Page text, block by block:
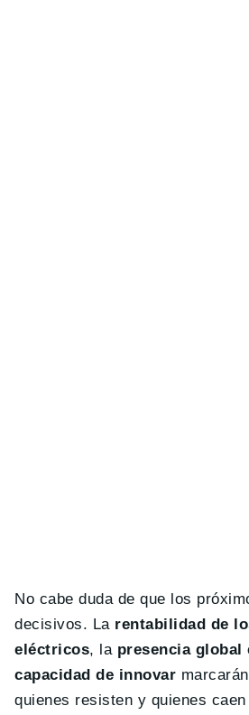
No cabe duda de que los
decisivos. La rentabilidad de
eléctricos, la presencia global
capacidad de innovar
quienes resisten y quienes